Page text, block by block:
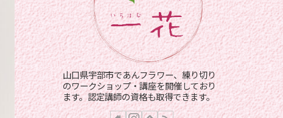
山口県宇部市であんフラワー、練り切り
のワークショップ・講座を開催しており
ます。認定講師の資格も取得できます。